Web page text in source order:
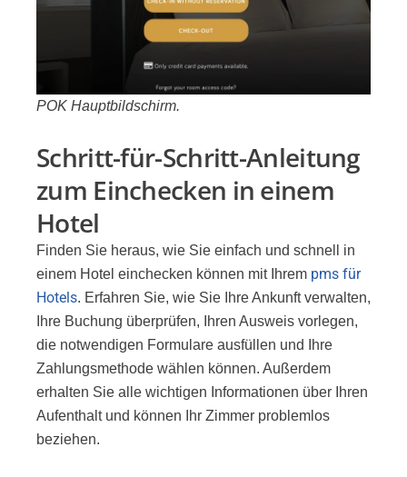
POK Hauptbildschirm.
Schritt-für-Schritt-Anleitung
zum Einchecken in einem
Hotel
Finden Sie heraus, wie Sie einfach und schnell in
einem Hotel einchecken können mit Ihrem pms für
Hotels. Erfahren Sie, wie Sie Ihre Ankunft verwalten,
Ihre Buchung überprüfen, Ihren Ausweis vorlegen,
die notwendigen Formulare ausfüllen und Ihre
Zahlungsmethode wählen können. Außerdem
erhalten Sie alle wichtigen Informationen über Ihren
Aufenthalt und können Ihr Zimmer problemlos
beziehen.